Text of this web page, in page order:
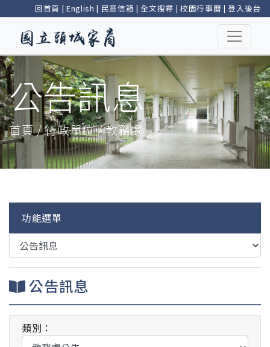
回首頁 | English | 民意信箱 |全文搜尋 | 校園行事曆 |登入後台
公告訊息
首頁 / 行政單位 / 教務處
功能選單
公告訊息
類別：